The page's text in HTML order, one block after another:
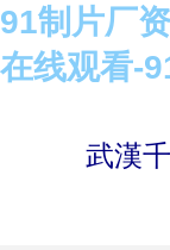
91制片厂
在线观看-
武漢